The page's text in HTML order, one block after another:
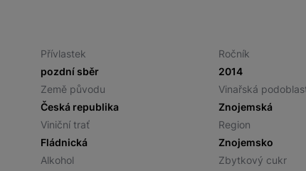
Přívlastek
pozdní sběr
Ročník
2014
Země původu
Česká republika
Vinařská
Znojemská
Viniční trať
Fládnická
Region
Znojemsko
Alkohol
Zbytkový cukr